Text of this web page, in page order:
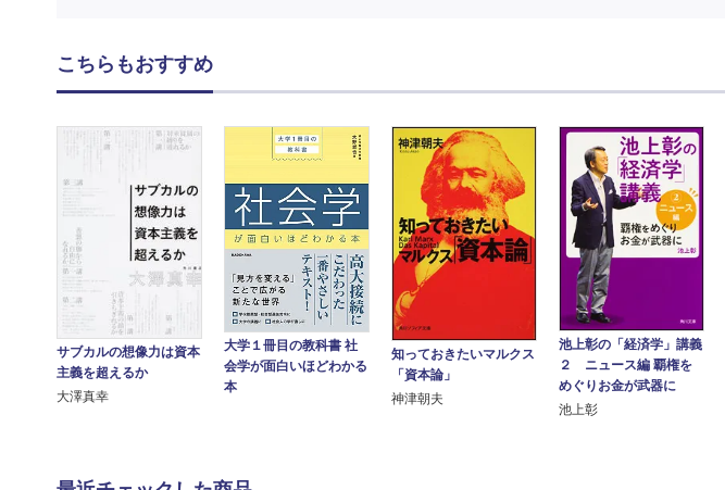
こちらもおすすめ
サブカルの想像力は資本
主義を超えるか
大澤真幸
大学１冊目の教科書 社
会学が面白いほどわかる
本
知っておきたいマルクス
「資本論」
神津朝夫
池上彰の「経済学」講義
２ ニュース編 覇権を
めぐりお金が武器に
池上彰